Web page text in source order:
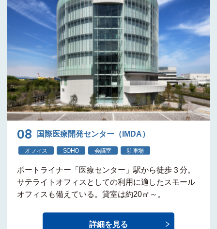
08 国際医療開発センター（IMDA）
オフィス SOHO 会議室 駐車場
ポートライナー 「医療センター」駅から徒歩３分。
サテライトオフィスとしての利用に適した スモール
オフィス も備えている。貸室は約20㎡～。
詳細を見る